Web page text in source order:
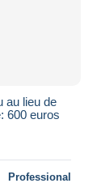
au lieu de
600 euros
Professional